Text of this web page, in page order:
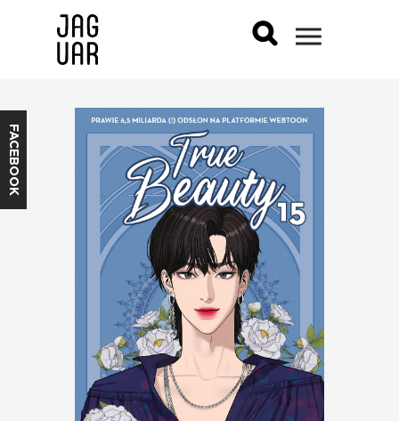
FACEBOOK